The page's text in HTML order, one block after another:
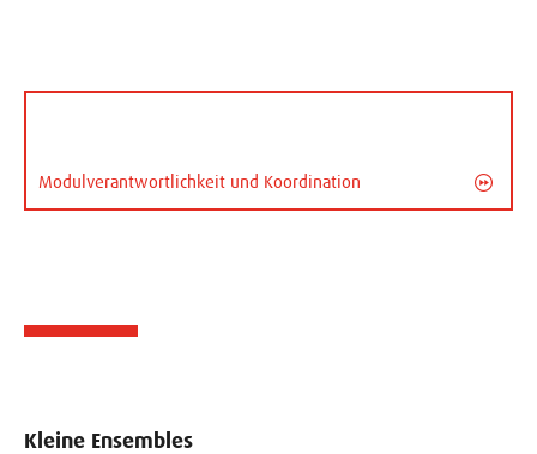
Modulverantwortlichkeit und Koordination
Kleine Ensembles